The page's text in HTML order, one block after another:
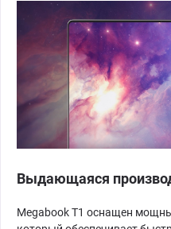
Выдающаяся
Megabook T1 оснащен